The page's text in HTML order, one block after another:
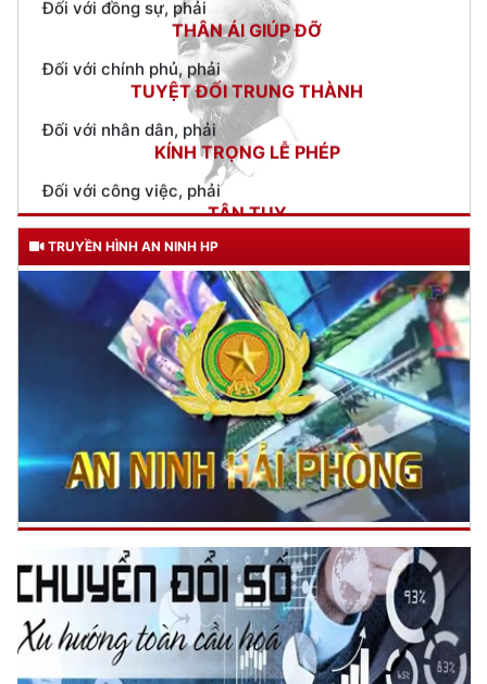
TUYỆT ĐỐI TRUNG THÀNH
Đối với nhân dân, phải
KÍNH TRỌNG LỄ PHÉP
Đối với công việc, phải
TẬN TỤY
CƯƠNG QUYẾT, KHÔN KHÉO
Trích thư Chủ tịch Hồ Chí Minh
ngày 11 tháng 3 năm 1948.
TRUYỀN HÌNH AN NINH HP